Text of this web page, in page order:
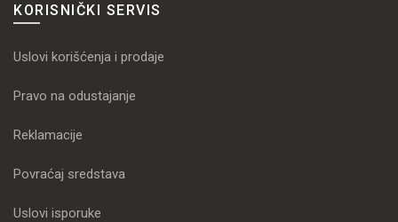
KORISNIČKI SERVIS
Uslovi korišćenja i prodaje
Pravo na odustajanje
Reklamacije
Povraćaj sredstava
Uslovi isporuke